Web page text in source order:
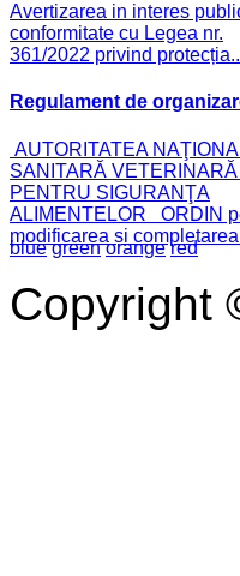
Avertizarea in interes
conformitate cu Legea nr.
361/2022 privind
Regulament de
AUTORITATEA
SANITARĂ VETERINARĂ
PENTRU SIGURANŢA
ALIMENTELOR ORDIN
modificarea și
blue green orange red
Copyright